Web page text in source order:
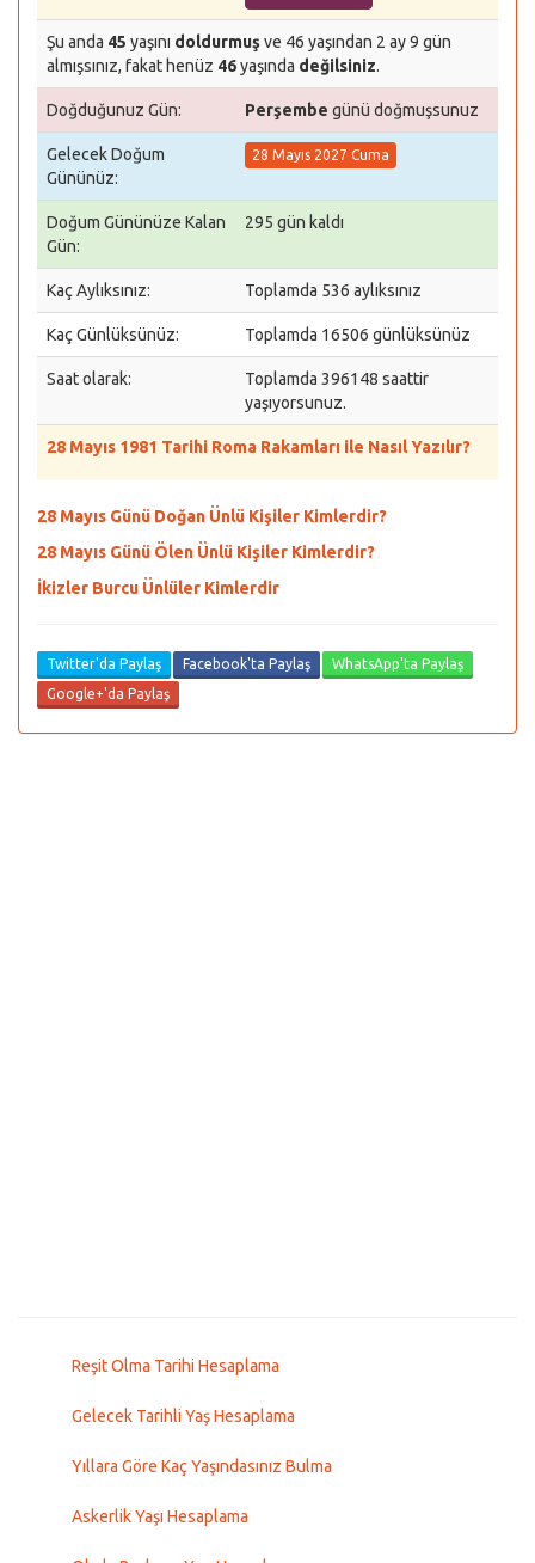
Şu anda 45 yaşını doldurmuşve 46 yaşından 2 ay 9 gün
almışsınız, fakat henüz 46yaşında değilsiniz.
Doğduğunuz Gün: Perşembe günü doğmuşsunuz
Gelecek Doğum
Gününüz:
28 Mayıs 2027 Cuma
Doğum Gününüze Kalan
Gün:
295 gün kaldı
Kaç Aylıksınız: Toplamda 536 aylıksınız
Kaç Günlüksünüz: Toplamda 16506 günlüksünüz
Saat olarak:
Toplamda 396148 saattir
yaşıyorsunuz.
28 Mayıs 1981 Tarihi Roma Rakamları ile Nasıl Yazılır?
28 Mayıs Günü Doğan Ünlü Kişiler Kimlerdir?
28 Mayıs Günü Ölen Ünlü Kişiler Kimlerdir?
İkizler Burcu Ünlüler Kimlerdir
Twitter'da Paylaş Facebook'ta Paylaş
WhatsApp'ta Paylaş
Google+'da Paylaş
Reşit Olma Tarihi Hesaplama
Gelecek Tarihli Yaş Hesaplama
Yıllara Göre Kaç Yaşındasınız Bulma
Askerlik Yaşı Hesaplama